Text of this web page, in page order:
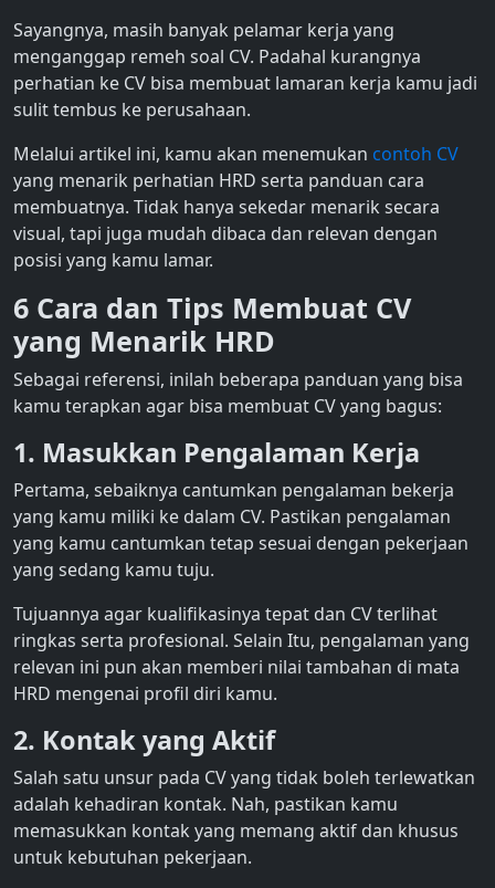
Sayangnya, masih banyak pelamar kerja yang
menganggap remeh soal CV. Padahal kurangnya
perhatian ke CV bisa membuat lamaran kerja kamu jadi
sulit tembus ke perusahaan.
Melalui artikel ini, kamu akan menemukan contoh CV
yang menarik perhatian HRD serta panduan cara
membuatnya. Tidak hanya sekedar menarik secara
visual, tapi juga mudah dibaca dan relevan dengan
posisi yang kamu lamar.
6 Cara dan Tips Membuat CV
yang Menarik HRD
Sebagai referensi, inilah beberapa panduan yang bisa
kamu terapkan agar bisa membuat CV yang bagus:
1. Masukkan Pengalaman Kerja
Pertama, sebaiknya cantumkan pengalaman bekerja
yang kamu miliki ke dalam CV. Pastikan pengalaman
yang kamu cantumkan tetap sesuai dengan pekerjaan
yang sedang kamu tuju.
Tujuannya agar kualifikasinya tepat dan CV terlihat
ringkas serta profesional. Selain Itu, pengalaman yang
relevan ini pun akan memberi nilai tambahan di mata
HRD mengenai profil diri kamu.
2. Kontak yang Aktif
Salah satu unsur pada CV yang tidak boleh terlewatkan
adalah kehadiran kontak. Nah, pastikan kamu
memasukkan kontak yang memang aktif dan khusus
untuk kebutuhan pekerjaan.